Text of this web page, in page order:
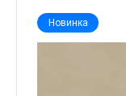
Новинка